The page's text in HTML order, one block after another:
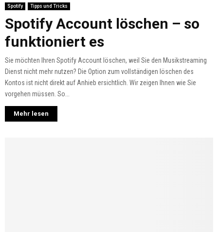
Spotify Tipps und Tricks
Spotify Account löschen – so
funktioniert es
Sie möchten Ihren Spotify Account löschen, weil Sie den Musikstreaming
Dienst nicht mehr nutzen? Die Option zum vollständigen löschen des
Kontos ist nicht direkt auf Anhieb ersichtlich. Wir zeigen Ihnen wie Sie
vorgehen müssen. So...
Mehr lesen